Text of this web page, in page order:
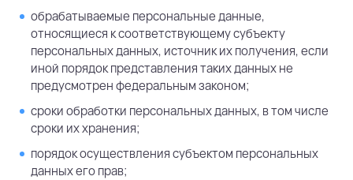
обрабатываемые персональные данные,
относящиеся к соответствующему субъекту
персональных данных, источник их получения, если
иной порядок представления таких данных не
предусмотрен федеральным законом;
сроки обработки персональных данных, в том числе
сроки их хранения;
порядок осуществления субъектом персональных
данных его прав;